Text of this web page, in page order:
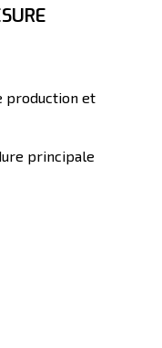
production et
principale